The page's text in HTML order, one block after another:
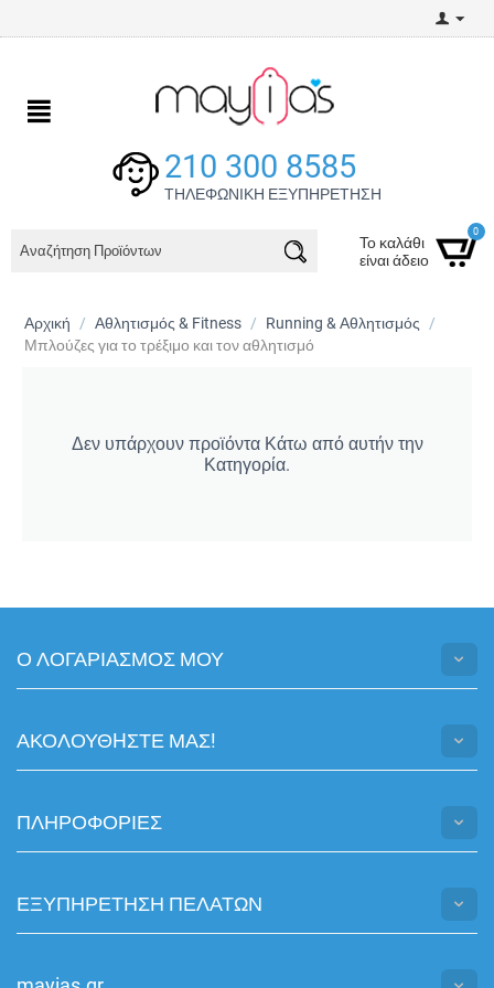
210 300 8585
ΤΗΛΕΦΩΝΙΚΗ ΕΞΥΠΗΡΕΤΗΣΗ
Το καλάθι
είναι άδειο
0
Αρχική / Αθλητισμός & Fitness / Running & Αθλητισμός
/
Μπλούζες για το τρέξιμο και τον αθλητισμό
Δεν υπάρχουν προϊόντα Κάτω από αυτήν την
Κατηγορία.
Ο ΛΟΓΑΡΙΑΣΜΟΣ ΜΟΥ
ΑΚΟΛΟΥΘHΣΤΕ ΜΑΣ!
ΠΛΗΡΟΦΟΡΙΕΣ
ΕΞΥΠΗΡΕΤΗΣΗ ΠΕΛΑΤΩΝ